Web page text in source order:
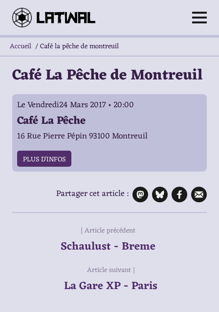
Accueil /Café la pêche de montreuil
Café La Pêche de Montreuil
Le Vendredi24 Mars 2017 • 20:00
Café La Pêche
16 Rue Pierre Pépin 93100 Montreuil
PLUS D'INFOS
Partager cet article :
| Article précédent
Schaulust - Breme
Article suivant |
La Gare XP - Paris